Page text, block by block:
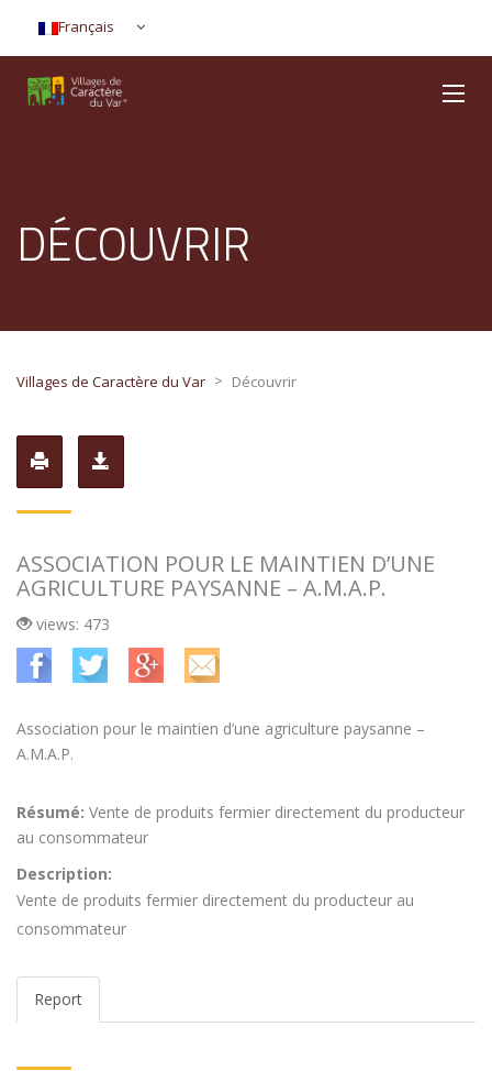
Français
DÉCOUVRIR
Villages de Caractère du Var > Découvrir
ASSOCIATION POUR LE MAINTIEN D’UNE
AGRICULTURE PAYSANNE – A.M.A.P.
views: 473
Association pour le maintien d’une agriculture paysanne –
A.M.A.P.
Résumé: Vente de produits fermier directement du producteur
au consommateur
Description:
Vente de produits fermier directement du producteur au
consommateur
Report